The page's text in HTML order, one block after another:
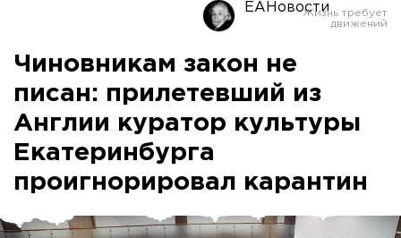
ЕАНовости
Чиновникам закон не
писан: прилетевший из
Англии куратор культуры
Екатеринбурга
проигнорировал карантин